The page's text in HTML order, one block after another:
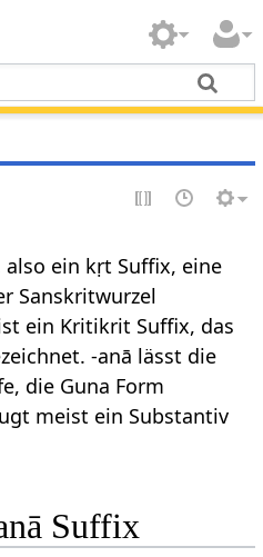
also ein kṛt Suffix, eine
Sanskritwurzel
ein Kritikrit Suffix, das
-anā lässt die
die Guna Form
meist ein Substantiv
Suffix